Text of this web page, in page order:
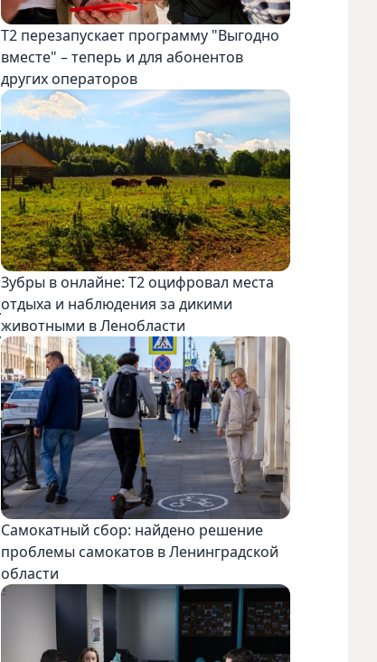
Т2 перезапускает программу "Выгодно
вместе" – теперь и для абонентов
других операторов
Зубры в онлайне: Т2 оцифровал места
отдыха и наблюдения за дикими
животными в Ленобласти
Самокатный сбор: найдено решение
проблемы самокатов в Ленинградской
области